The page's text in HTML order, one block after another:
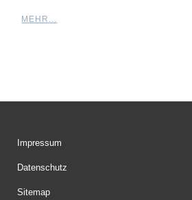
MEHR...
Impressum
Datenschutz
Sitemap